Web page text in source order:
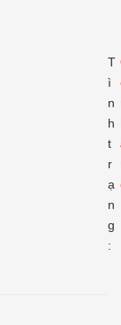
T
ì
n
h
t
r
ạ
n
g
: